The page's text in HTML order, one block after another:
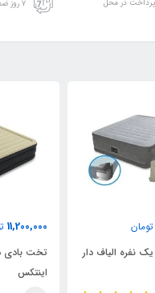
در محل ۷ روز ضمانت بازگشت
11,200,000
تخت بادی دو نفره الیاف دار